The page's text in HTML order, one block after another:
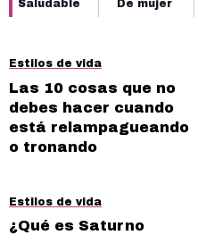
Saludable De mujer
Estilos de vida
Las 10 cosas que no
debes hacer cuando
está relampagueando
o tronando
Estilos de vida
¿Qué es Saturno